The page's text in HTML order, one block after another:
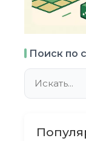
Поиск по